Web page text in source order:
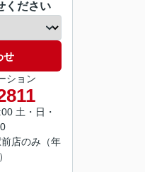
ください
せ
ション
土・日・
店のみ（年